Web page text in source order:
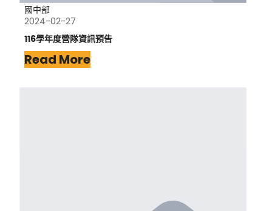
國中部
2024-02-27
116學年度營隊資訊預告
Read More